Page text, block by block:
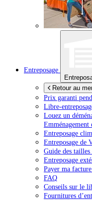
Entreposage
Retour au
Prix garanti
Libre-
Louez un
Entreposage
Entreposage de
Guide des
Entreposage
Payer ma
FAQ
Conseils sur le
Fournitures